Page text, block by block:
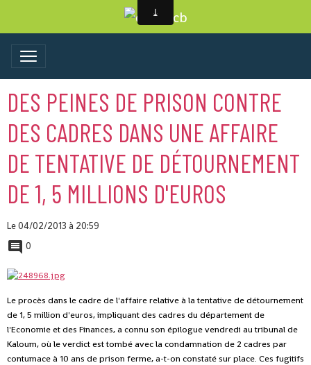
DES PEINES DE PRISON CONTRE
DES CADRES DANS UNE AFFAIRE
DE TENTATIVE DE DÉTOURNEMENT
DE 1, 5 MILLIONS D'EUROS
Le 04/02/2013 à 20:59
0
Le procès dans le cadre de l'affaire relative à la tentative de détournement
de 1, 5 million d'euros, impliquant des cadres du département de
l'Economie et des Finances, a connu son épilogue vendredi au tribunal de
Kaloum, où le verdict est tombé avec la condamnation de 2 cadres par
contumace à 10 ans de prison ferme, a-t-on constaté sur place. Ces fugitifs